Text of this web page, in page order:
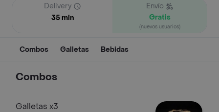
Delivery
35 min
Envío
Gratis
(nuevos usuarios)
Combos Galletas Bebidas
Combos
Galletas x3